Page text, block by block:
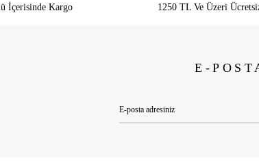
İçerisinde Kargo 1250 TL Ve Üzeri
E-